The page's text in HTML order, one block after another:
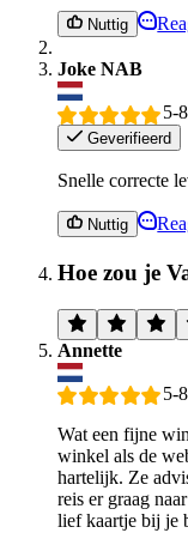
Nuttig
Joke NAB
5-
Geverifieerd
Snelle correcte
Nuttig
Hoe zou je
Annette
5-
Wat een fijne
winkel als de
hartelijk. Ze
reis er graag
lief kaartje bij je